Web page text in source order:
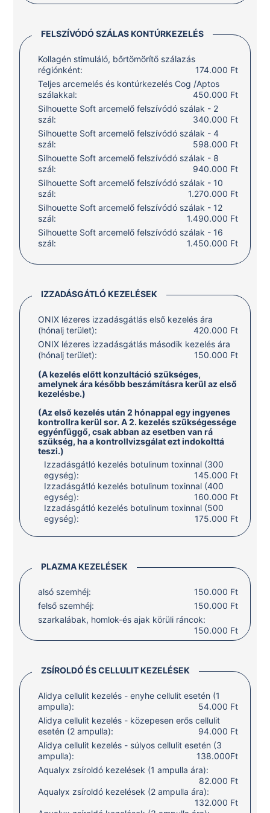
FELSZÍVÓDÓ SZÁLAS KONTÚRKEZELÉS
Kollagén stimuláló, bőrtömörítő szálazás
régiónként:
174.000 Ft
Teljes arcemelés és kontúrkezelés Cog /Aptos
szálakkal:
450.000 Ft
Silhouette Soft arcemelő felszívódó szálak - 2
szál:
340.000 Ft
Silhouette Soft arcemelő felszívódó szálak - 4
szál:
598.000 Ft
Silhouette Soft arcemelő felszívódó szálak - 8
szál:
940.000 Ft
Silhouette Soft arcemelő felszívódó szálak - 10
szál:
1.270.000 Ft
Silhouette Soft arcemelő felszívódó szálak - 12
szál:
1.490.000 Ft
Silhouette Soft arcemelő felszívódó szálak - 16
szál:
1.450.000 Ft
IZZADÁSGÁTLÓ KEZELÉSEK
ONIX lézeres izzadásgátlás első kezelés ára
(hónalj terület):
420.000 Ft
ONIX lézeres izzadásgátlás második kezelés ára
(hónalj terület):
150.000 Ft
(A kezelés előtt konzultáció szükséges,
amelynek ára később beszámításra kerül az első
kezelésbe.)
(Az első kezelés után 2 hónappal egy ingyenes
kontrollra kerül sor. A 2. kezelés szükségessége
egyénfüggő, csak abban az esetben van rá
szükség, ha a kontrollvizsgálat ezt indokolttá
teszi.)
Izzadásgátló kezelés botulinum toxinnal (300
egység):
145.000 Ft
Izzadásgátló kezelés botulinum toxinnal (400
egység):
160.000 Ft
Izzadásgátló kezelés botulinum toxinnal (500
egység):
175.000 Ft
PLAZMA KEZELÉSEK
alsó szemhéj:
150.000 Ft
felső szemhéj:
150.000 Ft
szarkalábak, homlok-és ajak körüli ráncok:
150.000 Ft
ZSÍROLDÓ ÉS CELLULIT KEZELÉSEK
Alidya cellulit kezelés - enyhe cellulit esetén (1
ampulla):
54.000 Ft
Alidya cellulit kezelés - közepesen erős cellulit
esetén (2 ampulla):
94.000 Ft
Alidya cellulit kezelés - súlyos cellulit esetén (3
ampulla):
138.000Ft
Aqualyx zsíroldó kezelések (1 ampulla ára):
82.000 Ft
Aqualyx zsíroldó kezelések (2 ampulla ára):
132.000 Ft